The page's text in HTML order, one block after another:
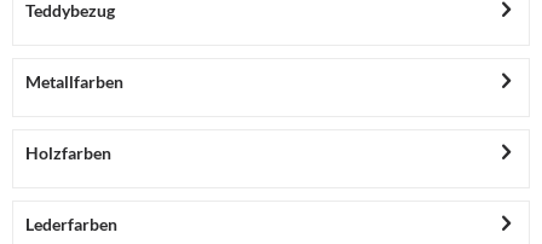
Teddybezug
Metallfarben
Holzfarben
Lederfarben